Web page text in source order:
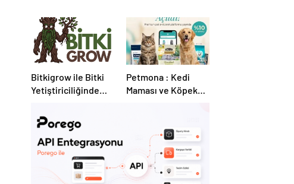
Bitkigrow ile Bitki
Yetiştiriciliğinde
Ürün Seçimi
Petmona : Kedi
Maması ve Köpek